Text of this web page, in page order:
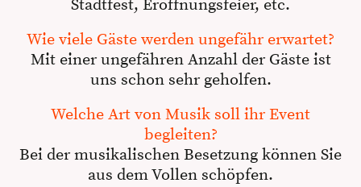
Stadtfest, Eröffnungsfeier, etc.
Wie viele Gäste werden ungefähr erwartet?
Mit einer ungefähren Anzahl der Gäste ist
uns schon sehr geholfen.
Welche Art von Musik soll ihr Event
begleiten?
Bei der musikalischen Besetzung können Sie
aus dem Vollen schöpfen.